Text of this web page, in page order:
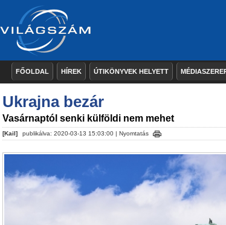
FŐOLDAL HÍREK ÚTIKÖNYVEK HELYETT
Ukrajna bezár
Vasárnaptól senki külföldi nem mehet
[Kail] publikálva: 2020-03-13 15:03:00 | Nyomtatás